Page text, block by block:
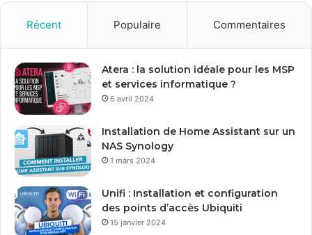
r
e
a
d
s
e
m
a
Récent Populaire Commentaires
Atera : la solution idéale pour les MSP
et services informatique ?
6 avril 2024
Installation de Home Assistant sur un
NAS Synology
1 mars 2024
Unifi : Installation et configuration
des points d’accès Ubiquiti
15 janvier 2024